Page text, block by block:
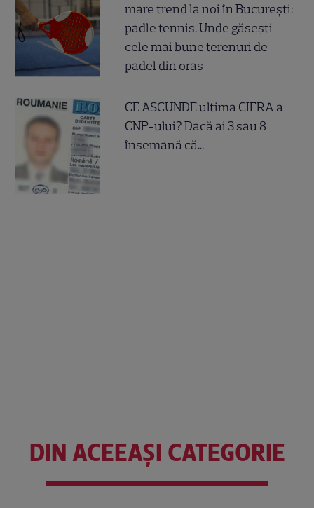
mare trend la noi în București:
padle tennis. Unde găsești
cele mai bune terenuri de
padel din oraș
CE ASCUNDE ultima CIFRA a
CNP-ului? Dacă ai 3 sau 8
însemană că...
DIN ACEEAȘI CATEGORIE